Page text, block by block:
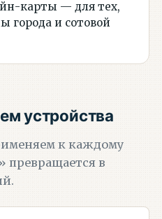
карты — для тех,
города и сотовой
устройства
к каждому
превращается в